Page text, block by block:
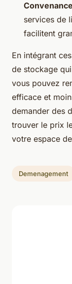
Convenance
services de
facilitent
En intégrant
de stockage
vous pouvez
efficace et
demander des
trouver le prix
votre espace
Demenagement